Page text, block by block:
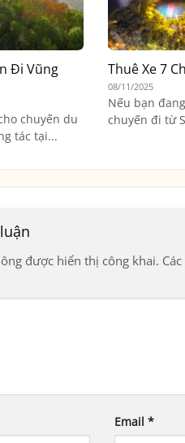
Đi Vũng
chuyến du
tác tại...
Thuê Xe 7
08/11/2025
Nếu bạn
chuyến đi từ
được hiển thị công khai.
Email *